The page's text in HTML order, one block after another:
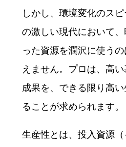
しかし、環境変化のス
の激しい現代において
った資源を潤沢に使う
えません。プロは、高
成果を、できる限り高
ることが求められます。
生産性とは、投入資源